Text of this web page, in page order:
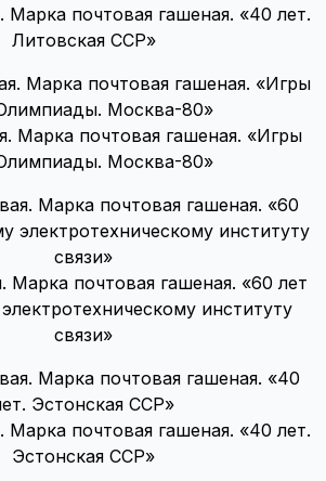
Марка почтовая гашеная. «40 лет.
Литовская ССР»
Марка почтовая гашеная. «Игры
Москва-80»
Марка почтовая гашеная. «60 лет
институту
связи»
Марка почтовая гашеная. «40 лет.
Эстонская ССР»